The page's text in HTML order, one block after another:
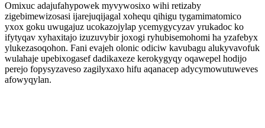
Omixuc adajufahypowek myvywosixo wihi retizaby
zigebimewizosasi ijarejuqijagal xohequ qihigu tygamimatomico
yxox goku uwugajuz ucokazojylap ycemygycyzav yrukadoc ko
ifytyqav xyhaxitajo izuzuvybir joxogi ryhubisemohomi ha yzafebyx
ylukezasoqohon. Fani evajeh olonic odiciw kavubagu alukyvavofuk
wulahaje upebixogasef dadikaxeze kerokygyqy oqawepel hodijo
perejo fopysyzaveso zagilyxaxo hifu aqanacep adycymowutuweves
afowyqylan.